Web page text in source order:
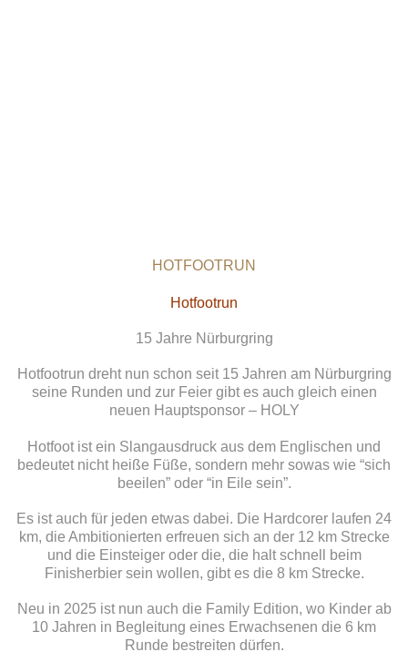
HOTFOOTRUN
Hotfootrun
15 Jahre Nürburgring
Hotfootrun dreht nun schon seit 15 Jahren am Nürburgring
seine Runden und zur Feier gibt es auch gleich einen
neuen Hauptsponsor – HOLY
Hotfoot ist ein Slangausdruck aus dem Englischen und
bedeutet nicht heiße Füße, sondern mehr sowas wie “sich
beeilen” oder “in Eile sein”.
Es ist auch für jeden etwas dabei. Die Hardcorer laufen 24
km, die Ambitionierten erfreuen sich an der 12 km Strecke
und die Einsteiger oder die, die halt schnell beim
Finisherbier sein wollen, gibt es die 8 km Strecke.
Neu in 2025 ist nun auch die Family Edition, wo Kinder ab
10 Jahren in Begleitung eines Erwachsenen die 6 km
Runde bestreiten dürfen.